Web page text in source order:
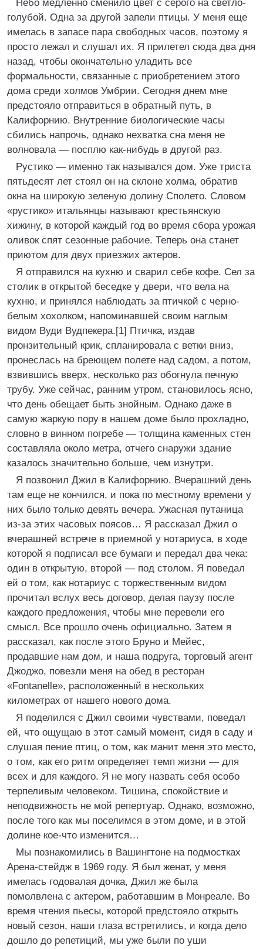
Небо медленно сменило цвет с серого на светло-
голубой. Одна за другой запели птицы. У меня еще
имелась в запасе пара свободных часов, поэтому я
просто лежал и слушал их. Я прилетел сюда два дня
назад, чтобы окончательно уладить все
формальности, связанные с приобретением этого
дома среди холмов Умбрии. Сегодня днем мне
предстояло отправиться в обратный путь, в
Калифорнию. Внутренние биологические часы
сбились напрочь, однако нехватка сна меня не
волновала — посплю как-нибудь в другой раз.
Рустико — именно так назывался дом. Уже триста
пятьдесят лет стоял он на склоне холма, обратив
окна на широкую зеленую долину Сполето. Словом
«рустико» итальянцы называют крестьянскую
хижину, в которой каждый год во время сбора урожая
оливок спят сезонные рабочие. Теперь она станет
приютом для двух приезжих актеров.
Я отправился на кухню и сварил себе кофе. Сел за
столик в открытой беседке у двери, что вела на
кухню, и принялся наблюдать за птичкой с черно-
белым хохолком, напоминавшей своим наглым
видом Вуди Вудпекера.[1] Птичка, издав
пронзительный крик, спланировала с ветки вниз,
пронеслась на бреющем полете над садом, а потом,
взвившись вверх, несколько раз обогнула печную
трубу. Уже сейчас, ранним утром, становилось ясно,
что день обещает быть знойным. Однако даже в
самую жаркую пору в нашем доме было прохладно,
словно в винном погребе — толщина каменных стен
составляла около метра, отчего снаружи здание
казалось значительно больше, чем изнутри.
Я позвонил Джил в Калифорнию. Вчерашний день
там еще не кончился, и пока по местному времени у
них было только девять вечера. Ужасная путаница
из-за этих часовых поясов… Я рассказал Джил о
вчерашней встрече в приемной у нотариуса, в ходе
которой я подписал все бумаги и передал два чека:
один в открытую, второй — под столом. Я поведал
ей о том, как нотариус с торжественным видом
прочитал вслух весь договор, делая паузу после
каждого предложения, чтобы мне перевели его
смысл. Все прошло очень официально. Затем я
рассказал, как после этого Бруно и Мейес,
продавшие нам дом, и наша подруга, торговый агент
Джоджо, повезли меня на обед в ресторан
«Fontanelle», расположенный в нескольких
километрах от нашего нового дома.
Я поделился с Джил своими чувствами, поведал
ей, что ощущаю в этот самый момент, сидя в саду и
слушая пение птиц, о том, как манит меня это место,
о том, как его ритм определяет темп жизни — для
всех и для каждого. Я не могу назвать себя особо
терпеливым человеком. Тишина, спокойствие и
неподвижность не мой репертуар. Однако, возможно,
после того как мы поселимся в этом доме, и в этой
долине кое-что изменится…
Мы познакомились в Вашингтоне на подмостках
Арена-стейдж в 1969 году. Я был женат, у меня
имелась годовалая дочка, Джил же была
помолвлена с актером, работавшим в Монреале. Во
время чтения пьесы, которой предстояло открыть
новый сезон, наши глаза встретились, и когда дело
дошло до репетиций, мы уже были по уши